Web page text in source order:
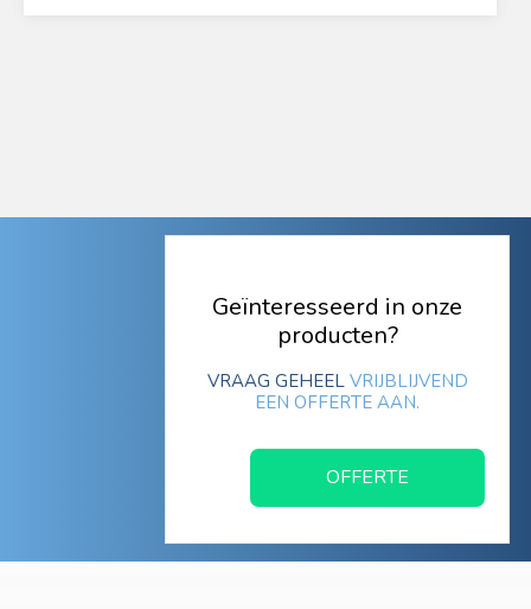
Geïnteresseerd in onze
producten?
VRAAG GEHEEL VRIJBLIJVEND
EEN OFFERTE AAN.
OFFERTE